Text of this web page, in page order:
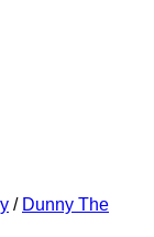
/ Dunny The